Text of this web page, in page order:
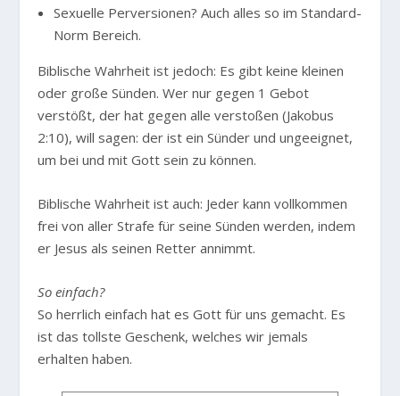
Sexuelle Perversionen? Auch alles so im Standard-
Norm Bereich.
Biblische Wahrheit ist jedoch: Es gibt keine kleinen
oder große Sünden. Wer nur gegen 1 Gebot
verstößt, der hat gegen alle verstoßen (Jakobus
2:10), will sagen: der ist ein Sünder und ungeeignet,
um bei und mit Gott sein zu können.
Biblische Wahrheit ist auch: Jeder kann vollkommen
frei von aller Strafe für seine Sünden werden, indem
er Jesus als seinen Retter annimmt.
So einfach?
So herrlich einfach hat es Gott für uns gemacht. Es
ist das tollste Geschenk, welches wir jemals
erhalten haben.